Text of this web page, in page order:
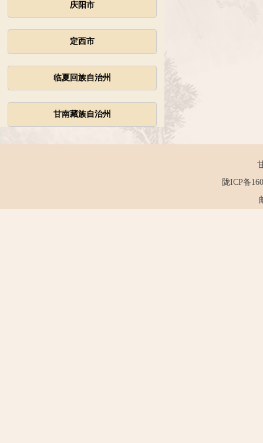
庆阳市
定西市
临夏回族自治州
甘南藏族自治州
陇ICP备